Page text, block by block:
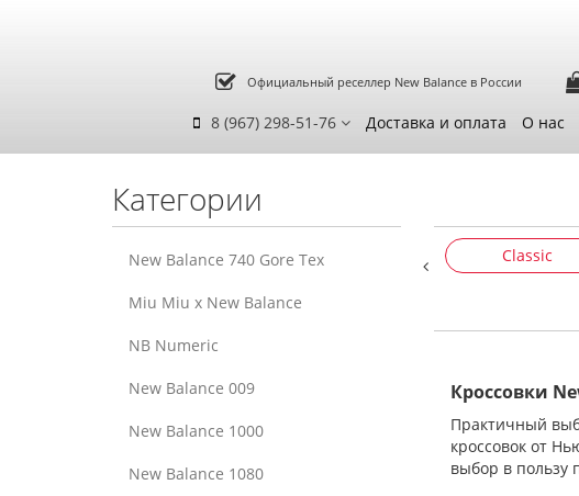
Официальный реселлер New Balance в России
8 (967) 298-51-76 Доставка и оплата О нас
Категории
New Balance 740 Gore Tex
Miu Miu x New Balance
NB Numeric
New Balance 009
New Balance 1000
New Balance 1080
Classic
Кроссовки
Практичный
кроссовок от
выбор в пользу